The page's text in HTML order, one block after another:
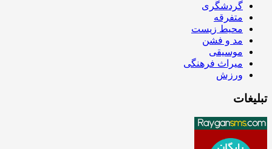
گردشگری
متفرقه
محیط زیست
مد و فشن
موسیقی
میراث فرهنگی
ورزش
تبلیغات